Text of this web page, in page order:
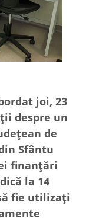
joi, 23
despre un
de
Sfântu
finanțări
la 14
fie utilizați